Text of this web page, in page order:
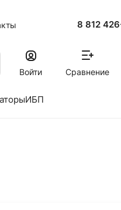
8 812
Войти
Сравнение
ИБП